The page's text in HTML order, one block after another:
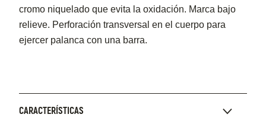
cromo niquelado que evita la oxidación. Marca bajo
relieve. Perforación transversal en el cuerpo para
ejercer palanca con una barra.
CARACTERÍSTICAS